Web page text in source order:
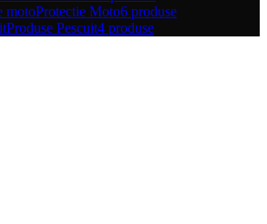
Protectie Moto6 produse
Produse Pescuit4 produse